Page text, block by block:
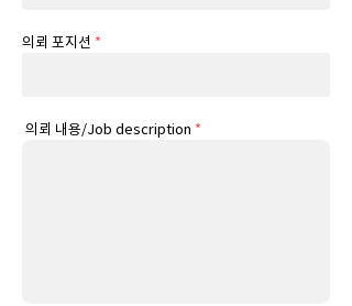
​의뢰 포지션 *
의뢰 내용/Job description *